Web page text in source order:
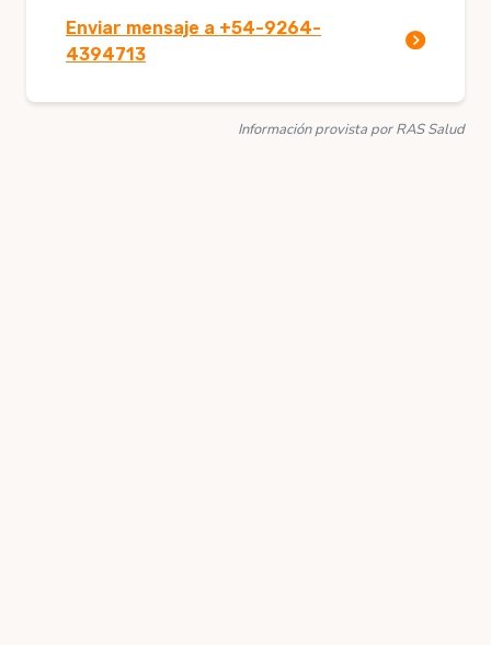
Enviar mensaje a +54-9264-
4394713
Información provista por RAS Salud